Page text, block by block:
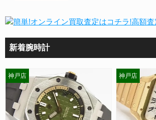
新着腕時計
神戸店 神戸店